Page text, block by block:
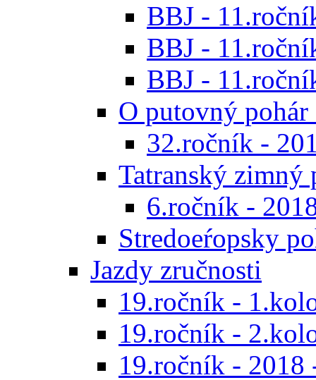
BBJ -
BBJ -
BBJ -
O putovný
32.ročník -
Tatranský zimný
6.ročník -
Stredoeŕopsky
Jazdy zručnosti
19.ročník -
19.ročník -
19.ročník - 2018